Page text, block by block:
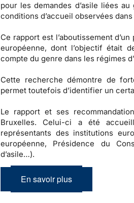
pour les demandes d’asile liées
conditions d’accueil observées
Ce rapport est l’aboutissement
européenne, dont l’objectif était
compte du genre dans les régimes
Cette recherche démontre de
permet toutefois d’identifier un
Le rapport et ses
Bruxelles. Celui-ci a été
représentants des institutions
européenne, Présidence du
d’asile…).
En savoir plus